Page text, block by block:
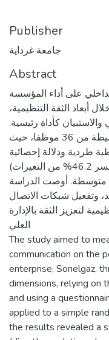
Publisher
جامعة غرداية
Abstract
على أداء المؤسسة
أبعاد الثقة التنظيمية،
والاستبيان كأداة رئيسية.
طبقت الدراسة على عينة عشوائية بسيطة من 36 موظفا، حيث
طردية ودلالة إحصائية
للاتصال الداخلي في الأداء (تفسر 46.2% من التغيرات)
متوسطة. أوصت الدراسة
وتفعيل شبكات الاتصال
لتعزيز الثقة بالإدارة
العلي
The study aimed to
communication on the
enterprise, Sonelgaz,
dimensions, relying on
and using a
applied to a simple
the results revealed a